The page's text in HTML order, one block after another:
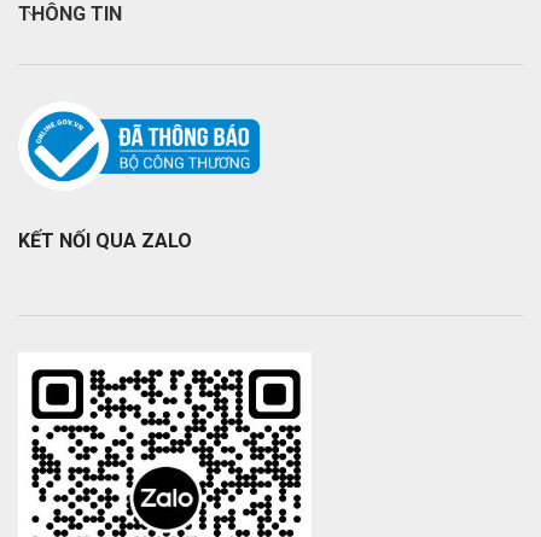
THÔNG TIN
KẾT NỐI QUA ZALO